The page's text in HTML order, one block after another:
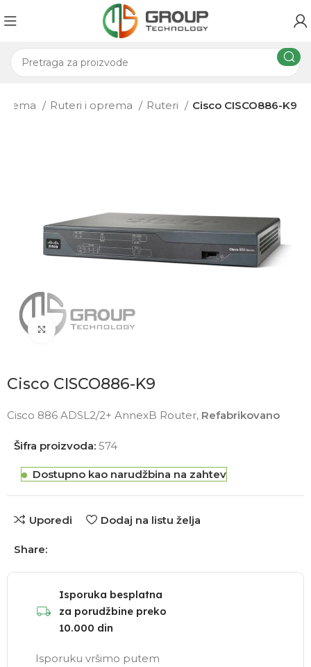
Ruteri i oprema Ruteri Cisco CISCO886-K9
Click to enlarge
Cisco CISCO886-K9
Cisco 886 ADSL2/2+ AnnexB Router, Refabrikovano
Šifra proizvoda:574
Dostupno kao narudžbina na zahtev
Uporedi Dodaj na listu želja
Share:
Isporuka besplatna
za porudžbine preko
10.000 din
Isporuku vršimo putem